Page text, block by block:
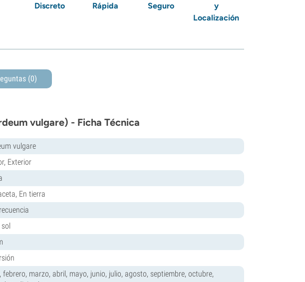
Discreto
Rápida
Seguro
y
Localización
(0)
vulgare) - Ficha Técnica
vulgare
Exterior
En tierra
sol
febrero, marzo, abril, mayo, junio, julio, agosto, septiembre, octubre,